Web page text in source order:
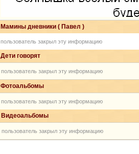
Мамины дневники ( Павел )
пользователь закрыл эту информацию
Дети говорят
пользователь закрыл эту информацию
Фотоальбомы
пользователь закрыл эту информацию
Видеоальбомы
пользователь закрыл эту информацию